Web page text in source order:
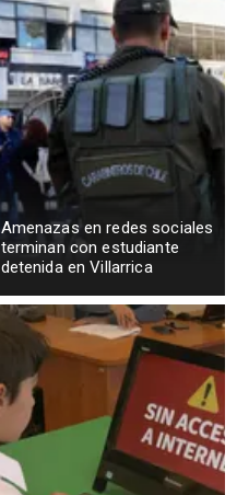
Amenazas en redes sociales
terminan con estudiante
detenida en Villarrica